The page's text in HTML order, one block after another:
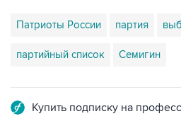
Патриоты России партия
партийный список Семигин
Купить подписку на